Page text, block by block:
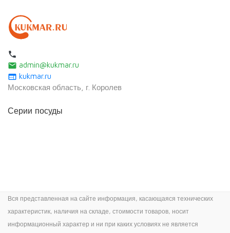
local_phone
email admin@kukmar.ru
web kukmar.ru
Московская область, г. Королев
Серии посуды
Вся представленная на сайте информация, касающаяся технических
характеристик, наличия на складе, стоимости товаров, носит
информационный характер и ни при каких условиях не является